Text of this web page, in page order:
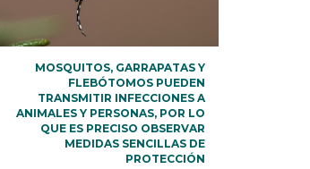
MOSQUITOS, GARRAPATAS Y
FLEBÓTOMOS PUEDEN
TRANSMITIR INFECCIONES A
ANIMALES Y PERSONAS, POR LO
QUE ES PRECISO OBSERVAR
MEDIDAS SENCILLAS DE
PROTECCIÓN